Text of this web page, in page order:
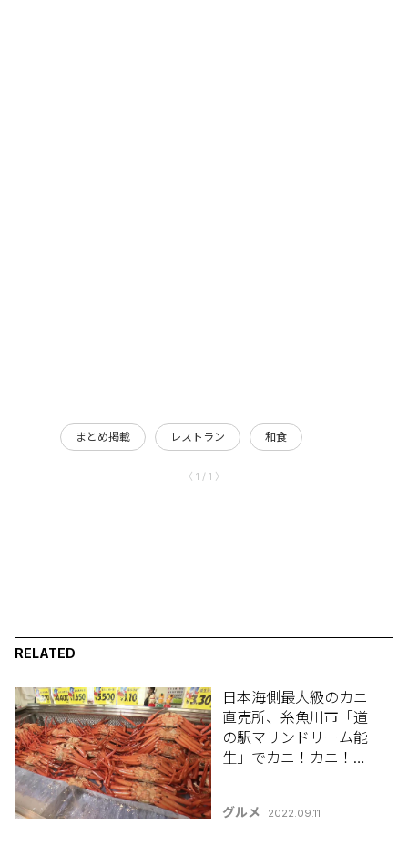
まとめ掲載 レストラン 和食
〈 1 / 1 〉
RELATED
日本海側最大級のカニ
直売所、糸魚川市「道
の駅マリンドリーム能
生」でカニ！カニ！カ
グルメ 2022.09.11